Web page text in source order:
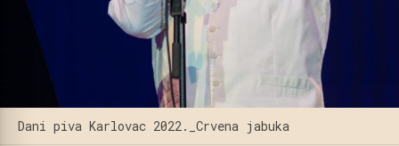
Dani piva Karlovac 2022._Crvena jabuka